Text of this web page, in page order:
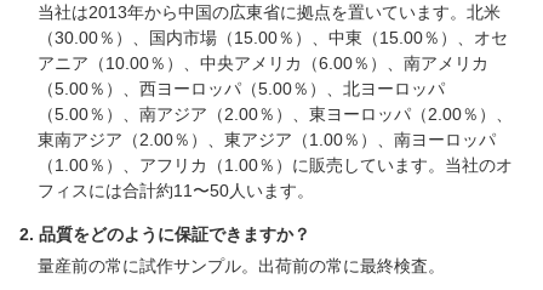
当社は2013年から中国の広東省に拠点を置いています。北米
（30.00％）、国内市場（15.00％）、中東（15.00％）、オセ
アニア（10.00％）、中央アメリカ（6.00％）、南アメリカ
（5.00％）、西ヨーロッパ（5.00％）、北ヨーロッパ
（5.00％）、南アジア（2.00％）、東ヨーロッパ（2.00％）、
東南アジア（2.00％）、東アジア（1.00％）、南ヨーロッパ
（1.00％）、アフリカ（1.00％）に販売しています。当社のオ
フィスには合計約11〜50人います。
2. 品質をどのように保証できますか？
量産前の常に試作サンプル。出荷前の常に最終検査。